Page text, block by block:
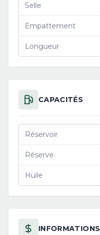
Selle
Empattement
Longueur
CAPACITÉS
Réservoir
Réserve
Huile
INFORMATIONS